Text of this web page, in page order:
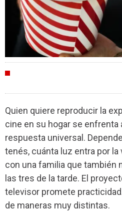
Quien quiere reproducir la
cine en su hogar se enfrenta
respuesta universal.
tenés, cuánta luz entra por
con una familia que también
las tres de la tarde. El
televisor promete
de maneras muy distintas.